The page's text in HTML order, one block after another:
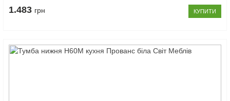
1.483 грн КУПИТИ